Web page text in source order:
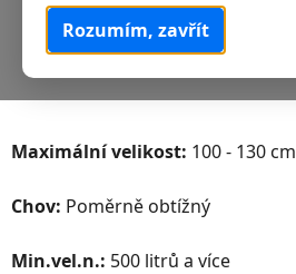
Rozumím, zavřít
Maximální velikost: 100 - 130 cm
Chov: Poměrně obtížný
Min.vel.n.: 500 litrů a více